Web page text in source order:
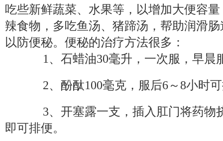
吃些新鲜蔬菜、水果等，以增加大便容
辣食物，多吃鱼汤、猪蹄汤，帮助润滑
以防便秘。便秘的治疗方法很多：
1、石蜡油30毫升，一次服，早晨
2、酚酞100毫克，服后6～8小时可
3、开塞露一支，插入肛门将药物
即可排便。